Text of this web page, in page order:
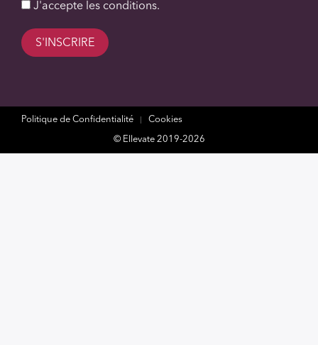
J'accepte les conditions.
Politique de Confidentialité Cookies
© Ellevate 2019-2026